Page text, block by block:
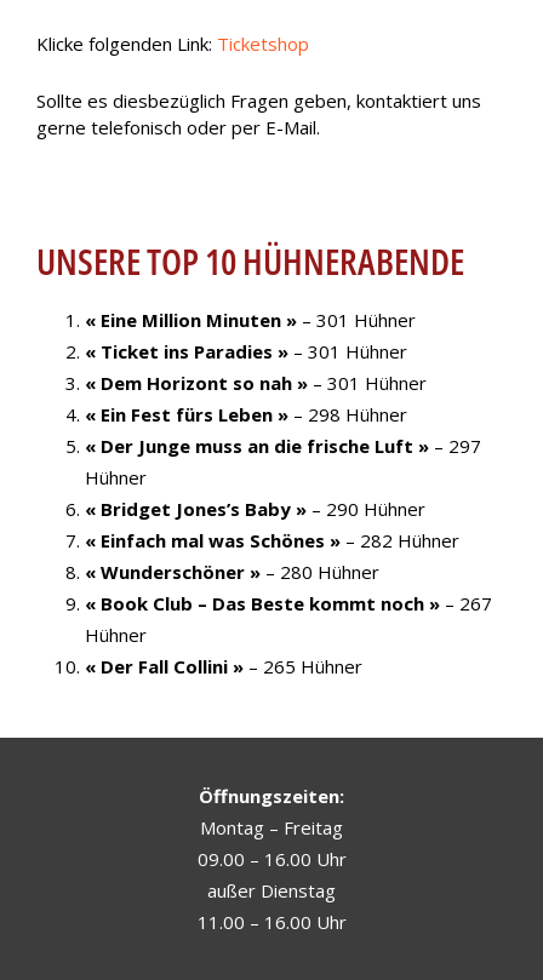
Klicke folgenden Link: Ticketshop
Sollte es diesbezüglich Fragen geben, kontaktiert uns
gerne telefonisch oder per E-Mail.
UNSERE TOP 10 HÜHNERABENDE
« Eine Million Minuten » – 301 Hühner
« Ticket ins Paradies » – 301 Hühner
« Dem Horizont so nah » – 301 Hühner
« Ein Fest fürs Leben » – 298 Hühner
« Der Junge muss an die frische Luft » – 297
Hühner
« Bridget Jones’s Baby » – 290 Hühner
« Einfach mal was Schönes » – 282 Hühner
« Wunderschöner » – 280 Hühner
« Book Club – Das Beste kommt noch » – 267
Hühner
« Der Fall Collini » – 265 Hühner
Öffnungszeiten:
Montag – Freitag
09.00 – 16.00 Uhr
außer Dienstag
11.00 – 16.00 Uhr